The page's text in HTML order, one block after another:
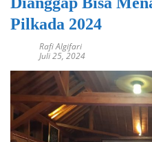
Pilkada 2024
Rafi Algifari
Juli 25, 2024